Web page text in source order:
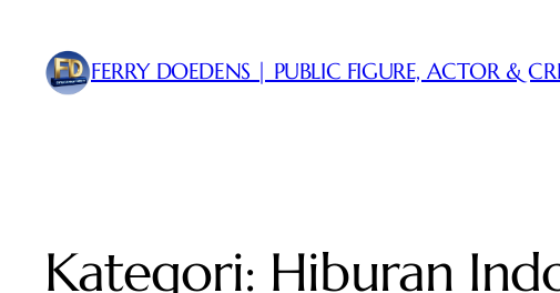
FERRY DOEDENS | PUBLIC FIGURE, ACTOR &
Kategori: Hiburan